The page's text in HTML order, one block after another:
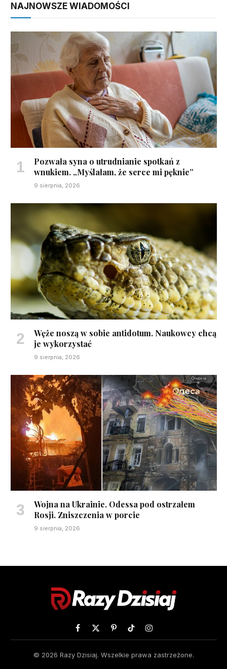
NAJNOWSZE WIADOMOŚCI
Pozwała syna o utrudnianie spotkań z
wnukiem. „Myślałam, że serce mi pęknie”
9 sierpnia, 2026
Węże noszą w sobie antidotum. Naukowcy chcą
je wykorzystać
9 sierpnia, 2026
Wojna na Ukrainie. Odessa pod ostrzałem
Rosji. Zniszczenia w porcie
9 sierpnia, 2026
Facebook
X
PinterestTikTokInstagram
© 2026 Razy Dzisiaj. Wszelkie prawa zastrzeżone.